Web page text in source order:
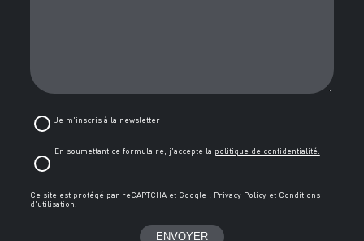
Je m'inscris à la newsletter
En soumettant ce formulaire, j'accepte lapolitique de confidentialité.
Ce site est protégé par reCAPTCHA et Google :Privacy PolicyetConditions
d'utilisation.